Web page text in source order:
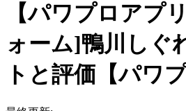
【パワプロアプ
ォーム]鴨川しぐ
トと評価【パワプ